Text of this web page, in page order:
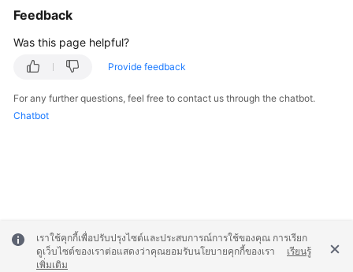
More
Documents
General
Reference
Level
Agreement
Feedback
Was this page helpful?
Provide feedback
For any further questions, feel free to contact us through the chatbot.
Chatbot
เราใช้คุกกี้เพื่อปรับปรุงไซต์และประสบการณ์การใช้ของคุณ การเรียก
ดูเว็บไซต์ของเราต่อแสดงว่าคุณยอมรับนโยบายคุกกี้ของเรา
เรียนรู้
เพิ่มเติม